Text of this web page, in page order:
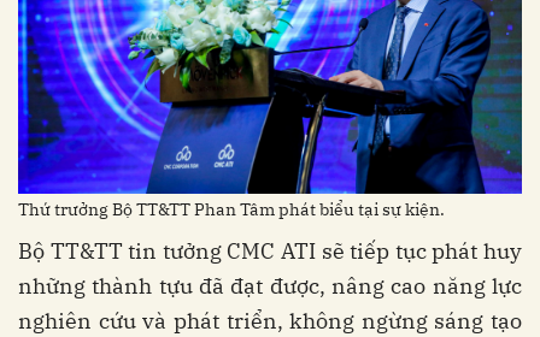
Thứ trưởng Bộ TT&TT Phan Tâm phát biểu tại sự kiện.
Bộ TT&TT tin tưởng CMC ATI sẽ tiếp tục phát huy
những thành tựu đã đạt được, nâng cao năng lực
nghiên cứu và phát triển, không ngừng sáng tạo